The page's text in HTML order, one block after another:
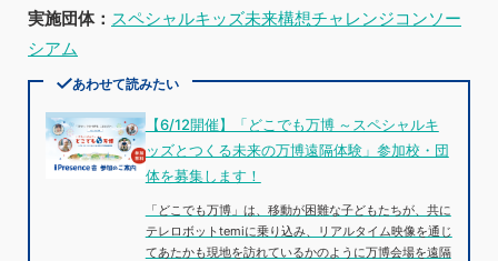
実施団体： スペシャルキッズ未来構想チャレンジコンソー
シアム
あわせて読みたい
【6/12開催】「どこでも万博 ～スペシャルキ
ッズとつくる未来の万博遠隔体験」参加校・団
体を募集します！
「どこでも万博」は、移動が困難な子どもたちが、共に
テレロボットtemiに乗り込み、リアルタイム映像を通じ
てあたかも現地を訪れているかのように万博会場を遠隔